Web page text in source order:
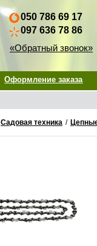
050 786 69 17
097 636 78 86
«Обратный звонок»
Оформление заказа
Садовая техника /